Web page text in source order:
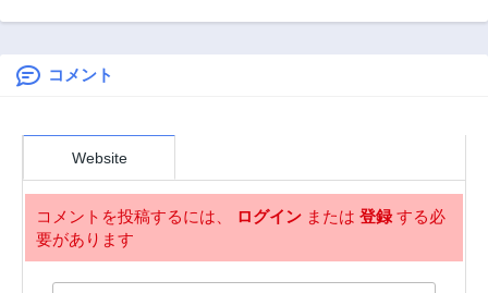
第9話 第8話
第7.2話
第6.2話
第5.2話
3年前
第5.1話
3年前
第4.2話
コメント
Website
コメントを投稿するには、 ログイン または 登録する必
要があります